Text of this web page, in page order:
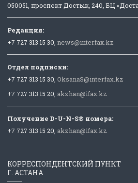
050051, проспект Достык, 240, БЦ
Редакция:
+7 727 313 15 30, news@interfax.kz
Отдел подписки:
+7 727 313 15 30, OksanaS@interfax.kz
+7 727 313 15 20, akzhan@ifax.kz
Получение D-U-N-S® номера:
+7 727 313 15 20, akzhan@ifax.kz
КОРРЕСПОНДЕНТСКИЙ ПУНКТ
Г. АСТАНА